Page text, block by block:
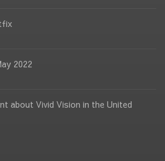
2022
about Vivid Vision in the United